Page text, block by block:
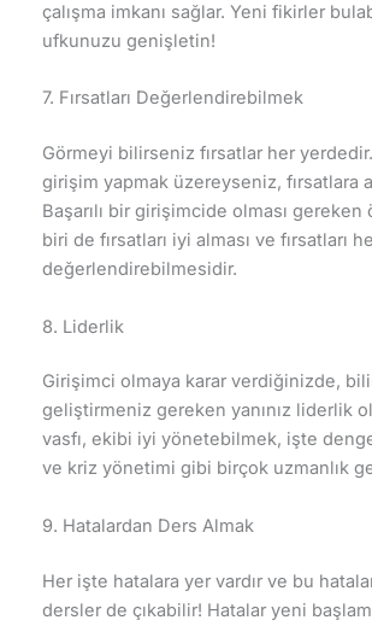
çalışma imkanı sağlar. Yeni fikirler
ufkunuzu genişletin!
7. Fırsatları Değerlendirebilmek
Görmeyi bilirseniz fırsatlar her
girişim yapmak üzereyseniz, fırsatlara
Başarılı bir girişimcide olması
biri de fırsatları iyi alması ve fırsatları
değerlendirebilmesidir.
8. Liderlik
Girişimci olmaya karar verdiğinizde,
geliştirmeniz gereken yanınız liderlik
vasfı, ekibi iyi yönetebilmek, işte
ve kriz yönetimi gibi birçok uzmanlık
9. Hatalardan Ders Almak
Her işte hatalara yer vardır ve bu
dersler de çıkabilir! Hatalar yeni